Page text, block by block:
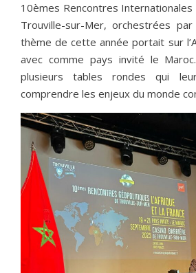
10èmes Rencontres
Trouville-sur-Mer, orchestrées
thème de cette année portait sur
avec comme pays invité le
plusieurs tables rondes qui
comprendre les enjeux du monde